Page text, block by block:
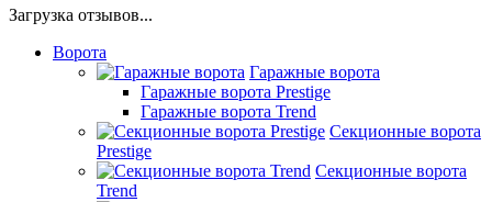
Загрузка отзывов...
Ворота
Гаражные ворота
Гаражные ворота Prestige
Гаражные ворота Trend
Секционные ворота
Prestige
Секционные ворота
Trend